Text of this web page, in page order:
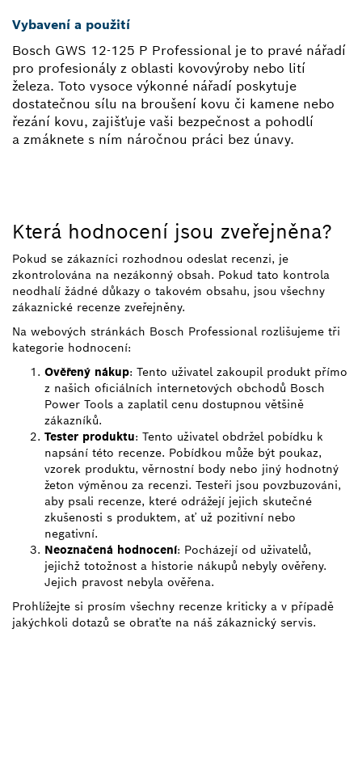
Vybavení a použití
Bosch GWS 12-125 P Professional je to pravé nářadí
pro profesionály z oblasti kovovýroby nebo lití
železa. Toto vysoce výkonné nářadí poskytuje
dostatečnou sílu na broušení kovu či kamene nebo
řezání kovu, zajišťuje vaši bezpečnost a pohodlí
a zmáknete s ním náročnou práci bez únavy.
Která hodnocení jsou zveřejněna?
Pokud se zákazníci rozhodnou odeslat recenzi, je
zkontrolována na nezákonný obsah. Pokud tato kontrola
neodhalí žádné důkazy o takovém obsahu, jsou všechny
zákaznické recenze zveřejněny.
Na webových stránkách Bosch Professional rozlišujeme tři
kategorie hodnocení:
Ověřený nákup: Tento uživatel zakoupil produkt přímo
z našich oficiálních internetových obchodů Bosch
Power Tools a zaplatil cenu dostupnou většině
zákazníků.
Tester produktu: Tento uživatel obdržel pobídku k
napsání této recenze. Pobídkou může být poukaz,
vzorek produktu, věrnostní body nebo jiný hodnotný
žeton výměnou za recenzi. Testeři jsou povzbuzováni,
aby psali recenze, které odrážejí jejich skutečné
zkušenosti s produktem, ať už pozitivní nebo
negativní.
Neoznačená hodnocení: Pocházejí od uživatelů,
jejichž totožnost a historie nákupů nebyly ověřeny.
Jejich pravost nebyla ověřena.
Prohlížejte si prosím všechny recenze kriticky a v případě
jakýchkoli dotazů se obraťte na náš zákaznický servis.